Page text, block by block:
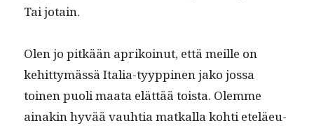
Tai jotain.
Olen jo pitkään aprikoin­ut, että meille on
kehit­tymässä Italia-tyyp­pinen jako jos­sa
toinen puoli maa­ta elät­tää toista. Olemme
ainakin hyvää vauh­tia matkalla kohti eteläeu­